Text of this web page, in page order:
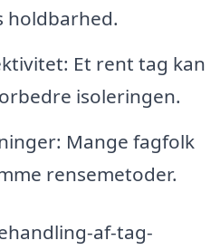
Et rent tag kan
isoleringen.
Mange fagfolk
rensemetoder.
af-tag-